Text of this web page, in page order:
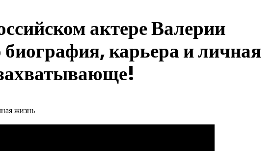
актере Валерии
карьера и личная